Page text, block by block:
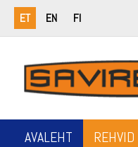
ET EN FI
AVALEHT REHVID